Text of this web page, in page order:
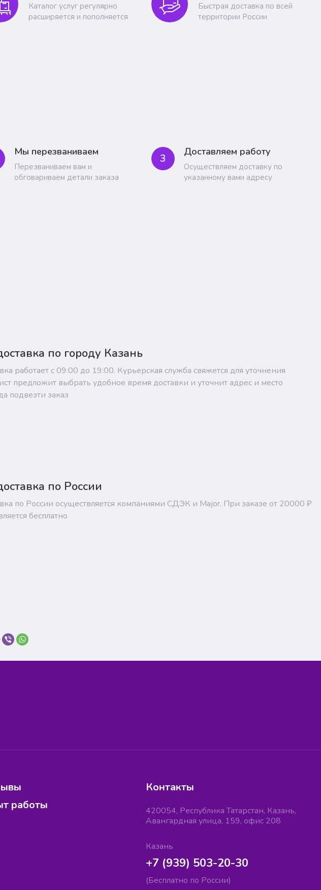
Каталог услуг регулярно
расширяется и пополняется
Быстрая доставка по всей
территории России
Мы перезваниваем
Перезваниваем вам и
обговариваем детали заказа
3 Доставляем работу
Осуществляем доставку по
указанному вами адресу
по городу Казань
работает с 09:00 до 19:00. Курьерская служба свяжется для уточнения
предложит выбрать удобное время доставки и уточнит адрес и место
подвезти заказ
по России
по России осуществляется компаниями СДЭК и Major. При заказе от 20000 ₽
бесплатно
работы
Контакты
420054, Республика Татарстан, Казань,
Авангардная улица, 159, офис 208
Казань
+7 (939) 503-20-30
(Бесплатно по России)